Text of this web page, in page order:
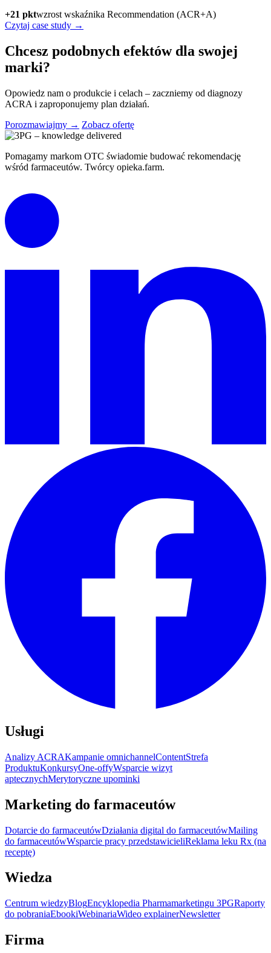
+21 pktwzrost wskaźnika Recommendation (ACR+A)
Czytaj case study →
Chcesz podobnych efektów dla swojej
marki?
Opowiedz nam o produkcie i celach – zaczniemy od diagnozy
ACRA i zaproponujemy plan działań.
Porozmawiajmy → Zobacz ofertę
Pomagamy markom OTC świadomie budować rekomendację
wśród farmaceutów. Twórcy opieka.farm.
Usługi
Analizy ACRAKampanie omnichannelContentStrefa
ProduktuKonkursyOne-offyWsparcie wizyt
aptecznychMerytoryczne upominki
Marketing do farmaceutów
Dotarcie do farmaceutówDziałania digital do farmaceutówMailing
do farmaceutówWsparcie pracy przedstawicieliReklama leku Rx (na
receptę)
Wiedza
Centrum wiedzyBlogEncyklopedia Pharmamarketingu 3PGRaporty
do pobraniaEbookiWebinariaWideo explainerNewsletter
Firma